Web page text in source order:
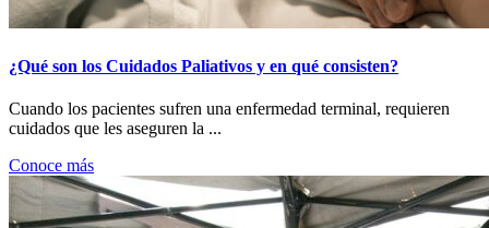
¿Qué son los Cuidados Paliativos y en qué consisten?
Cuando los pacientes sufren una enfermedad terminal, requieren
cuidados que les aseguren la ...
Conoce más